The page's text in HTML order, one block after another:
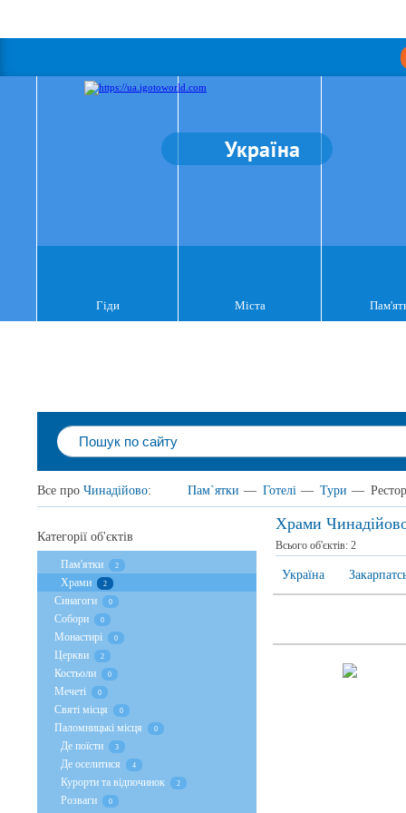
Україна
Гіди Міста
Все про Чинадійово: Пам`ятки — Готелі — Тури —
Храми
Всього об'єктів: 2
Україна
Категорії об'єктів
Пам'ятки 2
Храми 2
Cинагоги 0
Собори 0
Монастирі 0
Церкви 2
Костьоли 0
Мечеті 0
Святі місця 0
Паломницькі місця 0
Де поїсти 3
Де оселитися 4
Курорти та відпочинок 2
Розваги 0